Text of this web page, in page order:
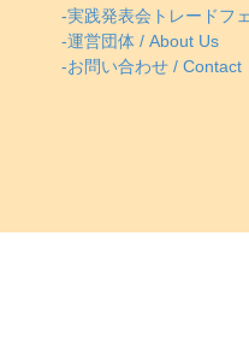
-実践発表会トレードフ
-運営団体 / About Us
-お問い合わせ / Contact